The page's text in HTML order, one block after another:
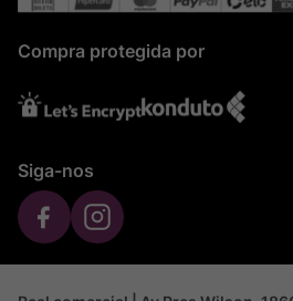
Compra protegida por
Siga-nos